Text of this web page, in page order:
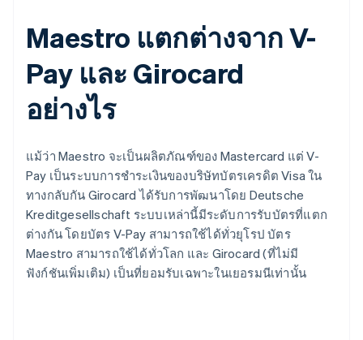
Maestro แตกต่างจาก V-
Pay และ Girocard
อย่างไร
แม้ว่า Maestro จะเป็นผลิตภัณฑ์ของ Mastercard แต่ V-
Pay เป็นระบบการชำระเงินของบริษัทบัตรเครดิต Visa ใน
ทางกลับกัน Girocard ได้รับการพัฒนาโดย Deutsche
Kreditgesellschaft ระบบเหล่านี้มีระดับการรับบัตรที่แตก
ต่างกัน โดยบัตร V-Pay สามารถใช้ได้ทั่วยุโรป บัตร
Maestro สามารถใช้ได้ทั่วโลก และ Girocard (ที่ไม่มี
ฟังก์ชันเพิ่มเติม) เป็นที่ยอมรับเฉพาะในเยอรมนีเท่านั้น